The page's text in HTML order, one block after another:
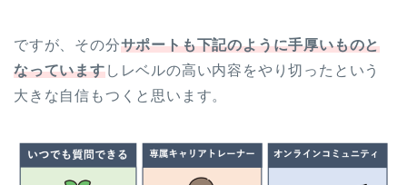
ですが、その分サポートも下記のように手厚いものと
なっていますしレベルの高い内容をやり切ったという
大きな自信もつくと思います。